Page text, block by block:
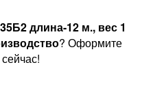
длина-12 м., вес 1
? Оформите